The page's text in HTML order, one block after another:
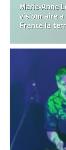
Marie‑Anne
visionnaire
France la